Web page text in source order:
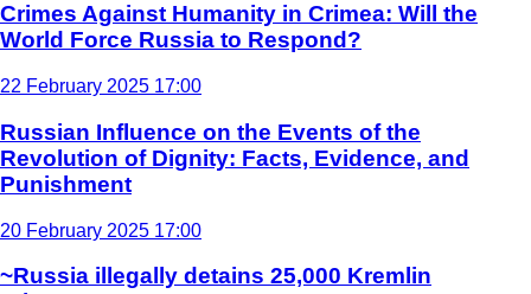
Crimes Against Humanity in Crimea: Will the
World Force Russia to Respond?
22 February 2025 17:00
Russian Influence on the Events of the
Revolution of Dignity: Facts, Evidence, and
Punishment
20 February 2025 17:00
~Russia illegally detains 25,000 Kremlin